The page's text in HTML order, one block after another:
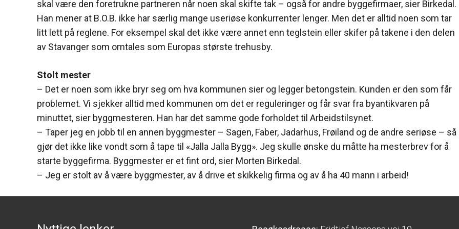
skal være den foretrukne partneren når noen skal skifte tak – også for andre byggefirmaer, sier Birkedal.
Han mener at B.O.B. ikke har særlig mange useriøse konkurrenter lenger. Men det er alltid noen som tar
litt lett på reglene. For eksempel skal det ikke være annet enn teglstein eller skifer på takene i den delen
av Stavanger som omtales som Europas største trehusby.
Stolt mester
– Det er noen som ikke bryr seg om hva kommunen sier og legger betongstein. Kunden er den som får
problemet. Vi sjekker alltid med kommunen om det er reguleringer og får svar fra byantikvaren på
minuttet, sier byggmesteren. Han har det samme gode forholdet til Arbeidstilsynet.
– Taper jeg en jobb til en annen byggmester – Sagen, Faber, Jadarhus, Frøiland og de andre seriøse – så
gjør det ikke like vondt som å tape til «Jalla Jalla Bygg». Jeg skulle ønske du måtte ha mesterbrev for å
starte byggefirma. Byggmester er et fint ord, sier Morten Birkedal.
– Jeg er stolt av å være byggmester, av å drive et skikkelig firma og av å ha 40 mann i arbeid!